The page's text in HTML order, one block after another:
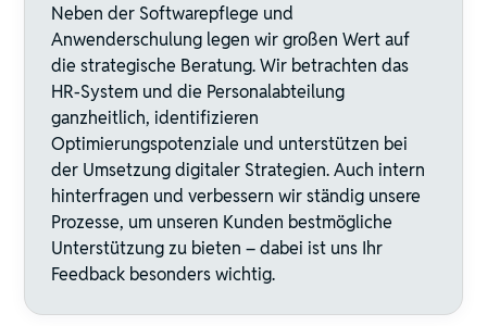
Neben der Softwarepflege und
Anwenderschulung legen wir großen Wert auf
die strategische Beratung. Wir betrachten das
HR-System und die Personalabteilung
ganzheitlich, identifizieren
Optimierungspotenziale und unterstützen bei
der Umsetzung digitaler Strategien. Auch intern
hinterfragen und verbessern wir ständig unsere
Prozesse, um unseren Kunden bestmögliche
Unterstützung zu bieten – dabei ist uns Ihr
Feedback besonders wichtig.